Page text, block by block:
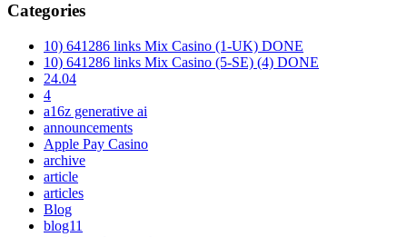
Categories
10) 641286 links Mix Casino (1-UK) DONE
10) 641286 links Mix Casino (5-SE) (4) DONE
24.04
4
a16z generative ai
announcements
Apple Pay Casino
archive
article
articles
Blog
blog11